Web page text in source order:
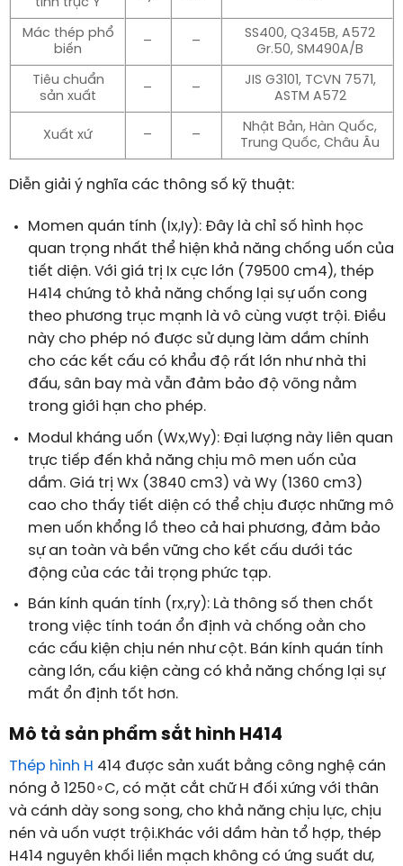
tính trục Y
Mác thép phổ
biến
– –
SS400, Q345B, A572
Gr.50, SM490A/B
Tiêu chuẩn
sản xuất
– –
JIS G3101, TCVN 7571,
ASTM A572
Xuất xứ – –
Nhật Bản, Hàn Quốc,
Trung Quốc, Châu Âu
Diễn giải ý nghĩa các thông số kỹ thuật:
Momen quán tính ( x,I y): Đây là chỉ số hình học
quan trọng nhất thể hiện khả năng chống uốn của
tiết diện. Với giá trị xcực lớn ( 79500 cm4), thép
H414 chứng tỏ khả năng chống lại sự uốn cong
theo phương trục mạnh là vô cùng vượt trội. Điều
này cho phép nó được sử dụng làm dầm chính
cho các kết cấu có khẩu độ rất lớn như nhà thi
đấu, sân bay mà vẫn đảm bảo độ võng nằm
trong giới hạn cho phép.
Modul kháng uốn (Wx,Wy): Đại lượng này liên quan
trực tiếp đến khả năng chịu mô men uốn của
dầm. Giá trị Wx( 3840 cm3) và Wy(1360 cm3)
cao cho thấy tiết diện có thể chịu được những mô
men uốn khổng lồ theo cả hai phương, đảm bảo
sự an toàn và bền vững cho kết cấu dưới tác
động của các tải trọng phức tạp.
Bán kính quán tính (rx,ry): Là thông số then chốt
trong việc tính toán ổn định và chống oằn cho
các cấu kiện chịu nén như cột. Bán kính quán tính
càng lớn, cấu kiện càng có khả năng chống lại sự
mất ổn định tốt hơn.
Mô tả sản phẩm sắt hình H414
Thép hình H 414 được sản xuất bằng công nghệ cán
nóng ở 1250∘C, có mặt cắt chữ H đối xứng với thân
và cánh dày song song, cho khả năng chịu lực, chịu
nén và uốn vượt trội.Khác với dầm hàn tổ hợp, thép
H414 nguyên khối liền mạch không có ứng suất dư,